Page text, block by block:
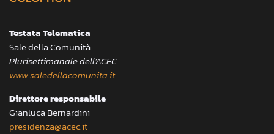
Testata Telematica
Sale della Comunità
Plurisettimanale dell’ACEC
www.saledellacomunita.it
Direttore responsabile
Gianluca Bernardini
presidenza@acec.it